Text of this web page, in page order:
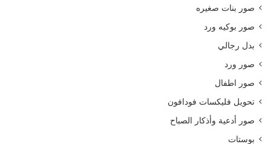
صور بنات صغيره
صور بوكيه ورد
بدل رجالي
صور ورد
صور اطفال
تحويل فليكسات فودافون
صور أدعية وأذكار الصباح
بوستات